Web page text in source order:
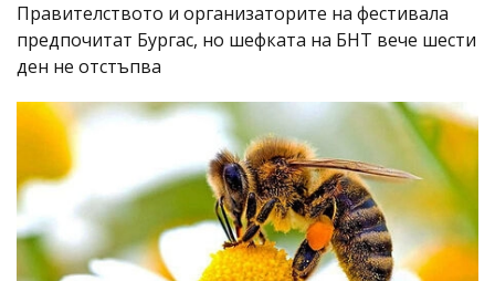
Правителството и организаторите на фестивала
предпочитат Бургас, но шефката на БНТ вече шести
ден не отстъпва